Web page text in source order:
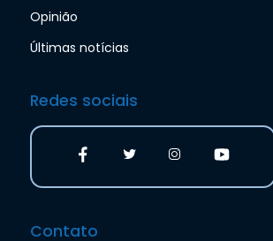
Opinião
Últimas notícias
Redes sociais
Contato